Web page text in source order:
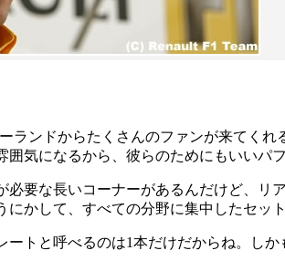
ランドからたくさんのファンが来てく
気になるから、彼らのためにもいいパ
要な長いコーナーがあるんだけど、リ
かして、すべての分野に集中したセッ
トと呼べるのは1本だけだからね。し